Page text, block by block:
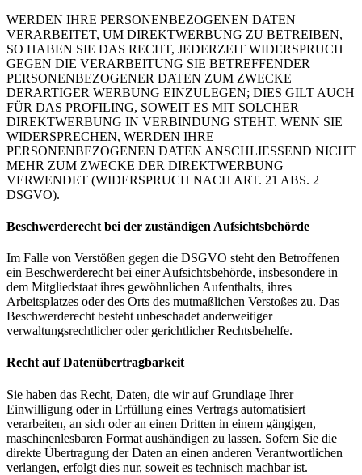
WERDEN IHRE PERSONENBEZOGENEN DATEN
VERARBEITET, UM DIREKTWERBUNG ZU BETREIBEN,
SO HABEN SIE DAS RECHT, JEDERZEIT WIDERSPRUCH
GEGEN DIE VERARBEITUNG SIE BETREFFENDER
PERSONENBEZOGENER DATEN ZUM ZWECKE
DERARTIGER WERBUNG EINZULEGEN; DIES GILT AUCH
FÜR DAS PROFILING, SOWEIT ES MIT SOLCHER
DIREKTWERBUNG IN VERBINDUNG STEHT. WENN SIE
WIDERSPRECHEN, WERDEN IHRE
PERSONENBEZOGENEN DATEN ANSCHLIESSEND NICHT
MEHR ZUM ZWECKE DER DIREKTWERBUNG
VERWENDET (WIDERSPRUCH NACH ART. 21 ABS. 2
DSGVO).
Beschwerderecht bei der zuständigen Aufsichtsbehörde
Im Falle von Verstößen gegen die DSGVO steht den Betroffenen
ein Beschwerderecht bei einer Aufsichtsbehörde, insbesondere in
dem Mitgliedstaat ihres gewöhnlichen Aufenthalts, ihres
Arbeitsplatzes oder des Orts des mutmaßlichen Verstoßes zu. Das
Beschwerderecht besteht unbeschadet anderweitiger
verwaltungsrechtlicher oder gerichtlicher Rechtsbehelfe.
Recht auf Datenübertragbarkeit
Sie haben das Recht, Daten, die wir auf Grundlage Ihrer
Einwilligung oder in Erfüllung eines Vertrags automatisiert
verarbeiten, an sich oder an einen Dritten in einem gängigen,
maschinenlesbaren Format aushändigen zu lassen. Sofern Sie die
direkte Übertragung der Daten an einen anderen Verantwortlichen
verlangen, erfolgt dies nur, soweit es technisch machbar ist.